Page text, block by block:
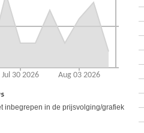
inbegrepen in de prijsvolging/grafiek